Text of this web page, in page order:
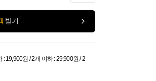
받기
19,900원 / 2개 이하 : 29,900원 / 2